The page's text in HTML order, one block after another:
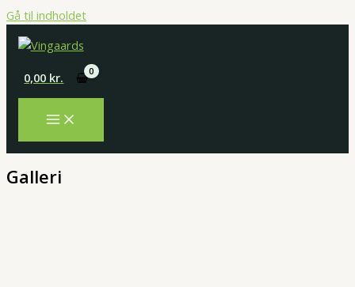
Gå til indholdet
0,00 kr.
Galleri